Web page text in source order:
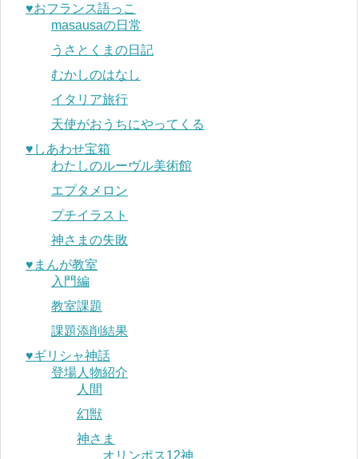
♥︎おフランス語っこ
masausaの日常
うさとくまの日記
むかしのはなし
イタリア旅行
天使がおうちにやってくる
♥︎しあわせ宝箱
わたしのルーヴル美術館
エプタメロン
プチイラスト
神さまの失敗
♥︎まんが教室
入門編
教室課題
課題添削結果
♥︎ギリシャ神話
登場人物紹介
人間
幻獣
神さま
オリンポス12神